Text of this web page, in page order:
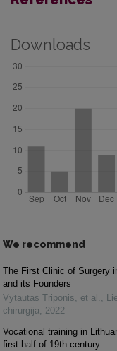
Downloads
We recommend
The First Clinic of Surgery
and its Founders
Vytautas Triponis, et al. ,
chirurgija, 2022
Vocational training in
first half of 19th century